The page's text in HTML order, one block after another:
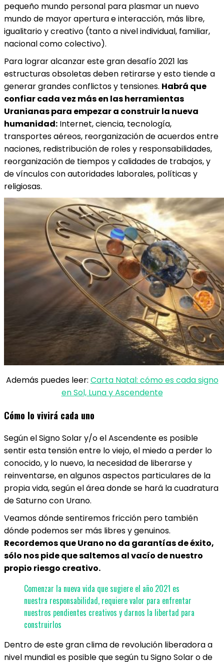
pequeño mundo personal para plasmar un nuevo
mundo de mayor apertura e interacción, más libre,
igualitario y creativo (tanto a nivel individual, familiar,
nacional como colectivo).
Para lograr alcanzar este gran desafío 2021 las
estructuras obsoletas deben retirarse y esto tiende a
generar grandes conflictos y tensiones. Habrá que
confiar cada vez más en las herramientas
Uranianas para empezar a construir la nueva
humanidad: Internet, ciencia, tecnología,
transportes aéreos, reorganización de acuerdos entre
naciones, redistribución de roles y responsabilidades,
reorganización de tiempos y calidades de trabajos, y
de vínculos con autoridades laborales, políticas y
religiosas.
Además puedes leer: Carta Natal: cómo es cada signo
en Sol, Luna y Ascendente
Cómo lo vivirá cada uno
Según el Signo Solar y/o el Ascendente es posible
sentir esta tensión entre lo viejo, el miedo a perder lo
conocido, y lo nuevo, la necesidad de liberarse y
reinventarse, en algunos aspectos particulares de la
propia vida, según el área donde se hará la cuadratura
de Saturno con Urano.
Veamos dónde sentiremos fricción pero también
dónde podemos ser más libres y genuinos.
Recordemos que Urano no da garantías de éxito,
sólo nos pide que saltemos al vacío de nuestro
propio riesgo creativo.
Comenzar la nueva vida que sugiere el año 2021 es
nuestra responsabilidad, requiere valor para enfrentar
nuestros pendientes creativos y darnos la libertad para
construirlos
Dentro de este gran clima de revolución liberadora a
nivel mundial es posible que según tu Signo Solar o de